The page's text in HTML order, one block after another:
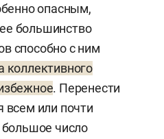
опасным,
большинство
способно с ним
коллективного
. Перенести
всем или почти
число